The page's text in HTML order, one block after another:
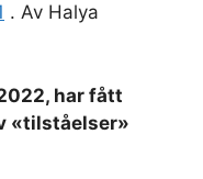
. Av Halya
har fått
«tilståelser»